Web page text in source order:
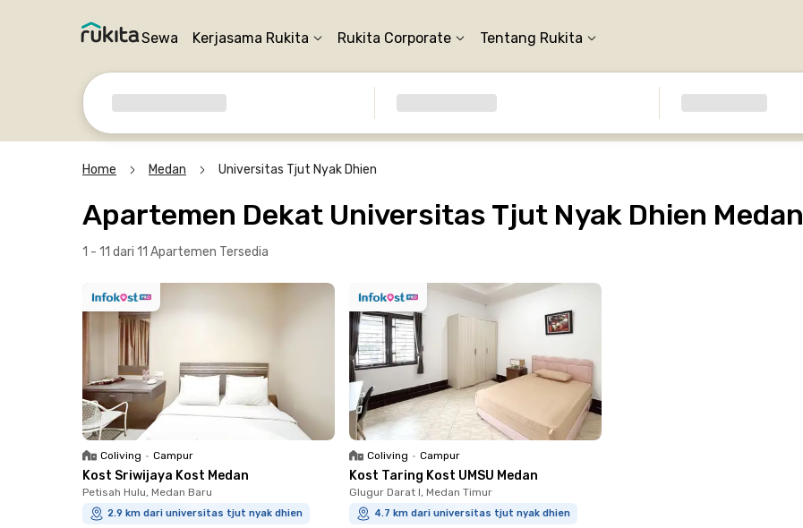
Sewa Kerjasama Rukita Rukita Corporate Tentang Rukita
Home Medan Universitas Tjut Nyak Dhien
Apartemen Dekat Universitas Tjut Nyak Dhien Medan
1 - 11 dari 11 Apartemen Tersedia
Coliving • Campur
Kost Sriwijaya Kost Medan
Petisah Hulu, Medan Baru
2.9 km dari universitas tjut nyak dhien
Coliving • Campur
Kost Taring Kost UMSU Medan
Glugur Darat I, Medan Timur
4.7 km dari universitas tjut nyak dhien